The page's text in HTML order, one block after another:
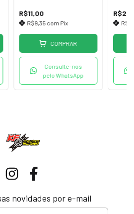
Cinza
R$11,00
R$9,35 com Pix
COMPRAR
Consulte-nos
pelo WhatsApp
Azul
novidades por e-mail